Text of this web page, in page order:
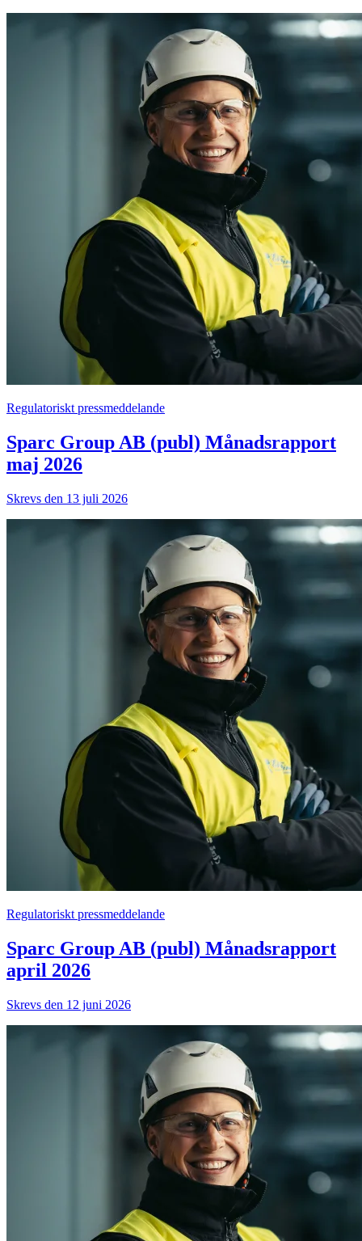
Regulatoriskt pressmeddelande
Sparc Group AB (publ) Månadsrapport
maj 2026
Skrevs den 13 juli 2026
Regulatoriskt pressmeddelande
Sparc Group AB (publ) Månadsrapport
april 2026
Skrevs den 12 juni 2026